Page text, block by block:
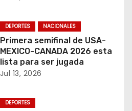
DEPORTES NACIONALES
Primera semifinal de USA-
MEXICO-CANADA 2026 esta
lista para ser jugada
Jul 13, 2026
DEPORTES